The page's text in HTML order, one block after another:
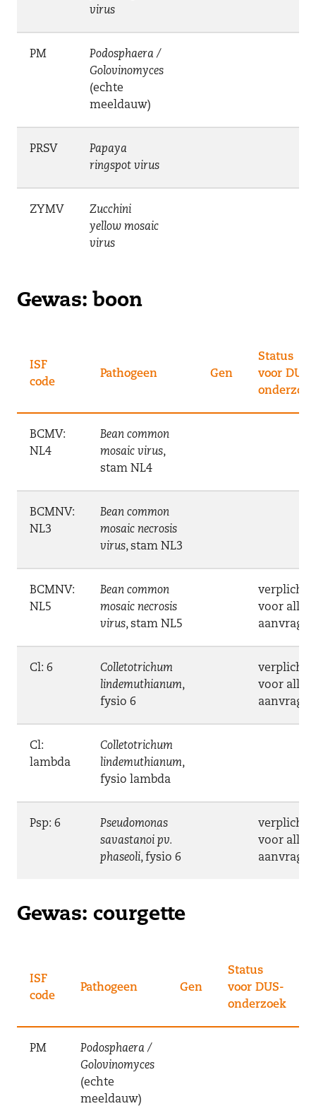
virus
PM
Podosphaera /
Golovinomyces
(echte
meeldauw)
PRSV
Papaya
ringspot virus
ZYMV
Zucchini
yellow mosaic
virus
Gewas: boon
ISF
code
Pathogeen Gen
Status
voor DUS-
onderzoek
BCMV:
NL4
Bean common
mosaic virus,
stam NL4
BCMNV:
NL3
Bean common
mosaic necrosis
virus, stam NL3
BCMNV:
NL5
Bean common
mosaic necrosis
virus, stam NL5
verplicht
voor alle
aanvragen
Cl: 6
Colletotrichum
lindemuthianum,
fysio 6
verplicht
voor alle
aanvragen
Cl:
lambda
Colletotrichum
lindemuthianum,
fysio lambda
Psp: 6
Pseudomonas
savastanoi pv.
phaseoli, fysio 6
verplicht
voor alle
aanvragen
Gewas: courgette
ISF
code
Pathogeen Gen
Status
voor DUS-
onderzoek
PM
Podosphaera /
Golovinomyces
(echte
meeldauw)